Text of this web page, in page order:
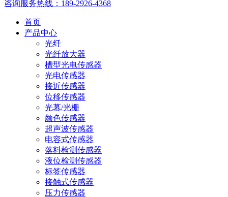
咨询服务热线：189-2926-4368
首页
产品中心
光纤
光纤放大器
槽型光电传感器
光电传感器
接近传感器
位移传感器
光幕/光栅
颜色传感器
超声波传感器
电容式传感器
落料检测传感器
液位检测传感器
标签传感器
接触式传感器
压力传感器